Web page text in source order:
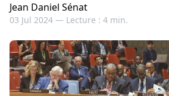
Jean Daniel Sénat
03 Jul 2024 — Lecture : 4 min.